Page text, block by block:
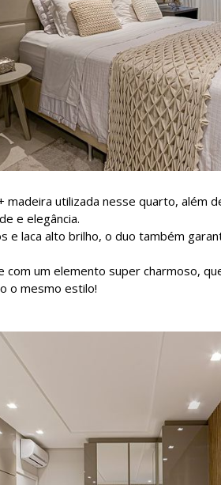
madeira utilizada nesse quarto, além
e elegância.
e laca alto brilho, o duo também
com um elemento super charmoso,
o mesmo estilo!